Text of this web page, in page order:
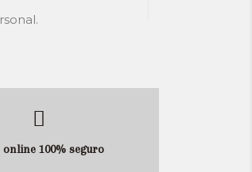
online 100% seguro